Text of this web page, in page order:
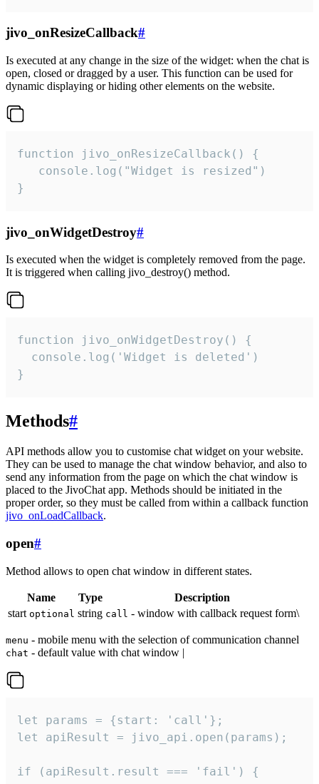
jivo_onResizeCallback#
Is executed at any change in the size of the widget: when the chat is
open, closed or dragged by a user. This function can be used for
dynamic displaying or hiding other elements on the website.
function jivo_onResizeCallback() {
   console.log("Widget is resized")
}
jivo_onWidgetDestroy#
Is executed when the widget is completely removed from the page.
It is triggered when calling jivo_destroy() method.
function jivo_onWidgetDestroy() {
  console.log('Widget is deleted')
}
Methods#
API methods allow you to customise chat widget on your website.
They can be used to manage the chat window behavior, and also to
send any information from the page on which the chat window is
placed to the JivoChat app. Methods should be initiated in the
proper order, so they must be called from within a callback function
jivo_onLoadCallback.
open#
Method allows to open chat window in different states.
Name Type
Description
start optional string call - window with callback request form\
menu - mobile menu with the selection of communication channel
chat - default value with chat window |
let params = {start: 'call'};
let apiResult = jivo_api.open(params);
if (apiResult.result === 'fail') {